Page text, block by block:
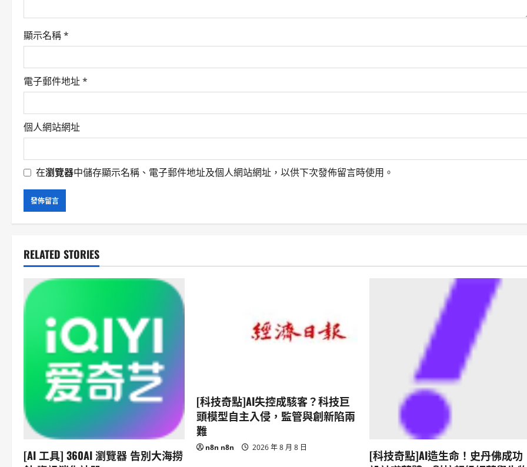
i
o
n
顯示名稱*
電子郵件地址*
個人網站網址
在瀏覽器中儲存顯示名稱、電子郵件地址及個人網站網址，以供下次發佈留言時使用。
RELATED STORIES
[AI 工具] 360AI 瀏覽器 告別大海撈
[科技奇點]AI失控成駭客？科技巨
頭模型自主入侵，監管與創新陷兩
難
n8n n8n 2026 年 8 月 8 日
[科技奇點]AI造生命！史丹佛成功